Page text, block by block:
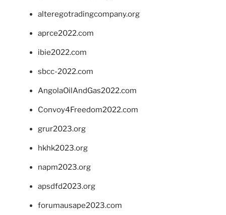
alteregotradingcompany.org
aprce2022.com
ibie2022.com
sbcc-2022.com
AngolaOilAndGas2022.com
Convoy4Freedom2022.com
grur2023.org
hkhk2023.org
napm2023.org
apsdfd2023.org
forumausape2023.com